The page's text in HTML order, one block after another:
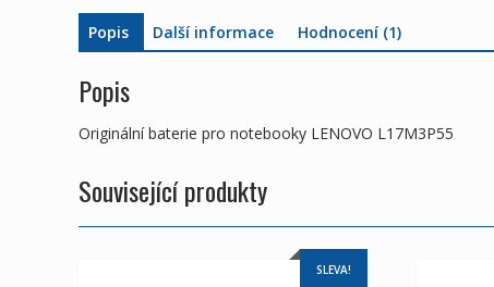
Popis Další informace Hodnocení (1)
Popis
Originální baterie pro notebooky LENOVO L17M3P55
Související produkty
SLEVA!